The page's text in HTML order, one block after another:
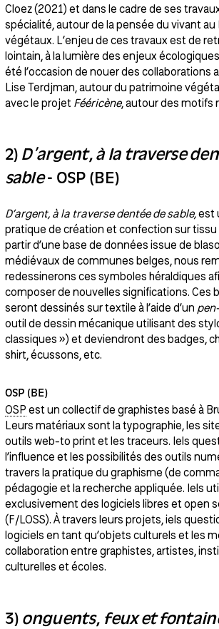
Cloez (2021) et dans le cadre de ses
spécialité, autour de la pensée du vivant
végétaux. L’enjeu de ces travaux est de
lointain, à la lumière des enjeux
été l’occasion de nouer des collaborations
Lise Terdjman, autour du patrimoine
avec le projet Fééricène, autour des motifs
2) D’argent, à la traverse
sable- OSP (BE)
D’argent, à la traverse dentée de sable,est
pratique de création et confection sur tissu
partir d’une base de données issue de
médiévaux de communes belges, nous
redessinerons ces symboles héraldiques
composer de nouvelles significations. Ces
seront dessinés sur textile à l’aide d’un
outil de dessin mécanique utilisant des
classiques ») et deviendront des badges,
shirt, écussons, etc.
OSP (BE)
OSP est un collectif de graphistes basé à
Leurs matériaux sont la typographie, les
outils web-to print et les traceurs. Iels
l’influence et les possibilités des outils
travers la pratique du graphisme (de
pédagogie et la recherche appliquée. Iels
exclusivement des logiciels libres et open
(F/LOSS). À travers leurs projets, iels
logiciels en tant qu’objets culturels et les
collaboration entre graphistes, artistes,
culturelles et écoles.
3) onguents, feux et